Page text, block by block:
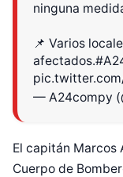
ninguna
📌 Varios
afectados.
— A24compy
El capitán Marcos
Cuerpo de